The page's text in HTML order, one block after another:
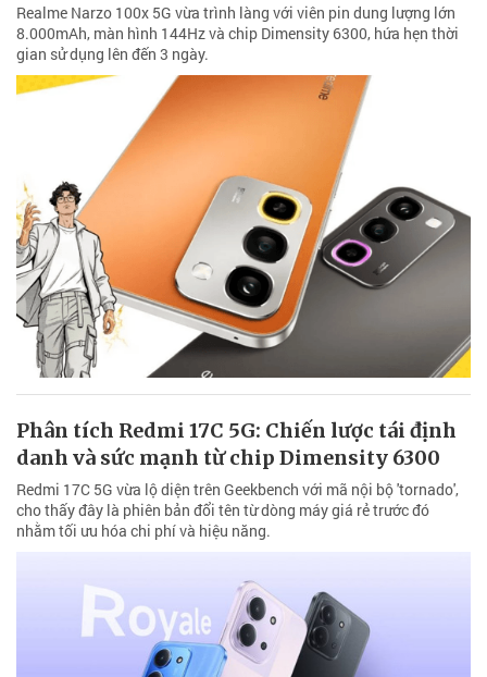
Realme Narzo 100x 5G vừa trình làng với viên pin dung lượng lớn
8.000mAh, màn hình 144Hz và chip Dimensity 6300, hứa hẹn thời
gian sử dụng lên đến 3 ngày.
Phân tích Redmi 17C 5G: Chiến lược tái định
danh và sức mạnh từ chip Dimensity 6300
Redmi 17C 5G vừa lộ diện trên Geekbench với mã nội bộ 'tornado',
cho thấy đây là phiên bản đổi tên từ dòng máy giá rẻ trước đó
nhằm tối ưu hóa chi phí và hiệu năng.